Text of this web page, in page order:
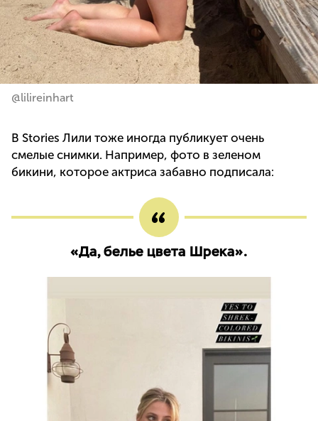
@lilireinhart
В Stories Лили тоже иногда публикует очень
смелые снимки. Например, фото в зеленом
бикини, которое актриса забавно подписала:
«Да, белье цвета Шрека».